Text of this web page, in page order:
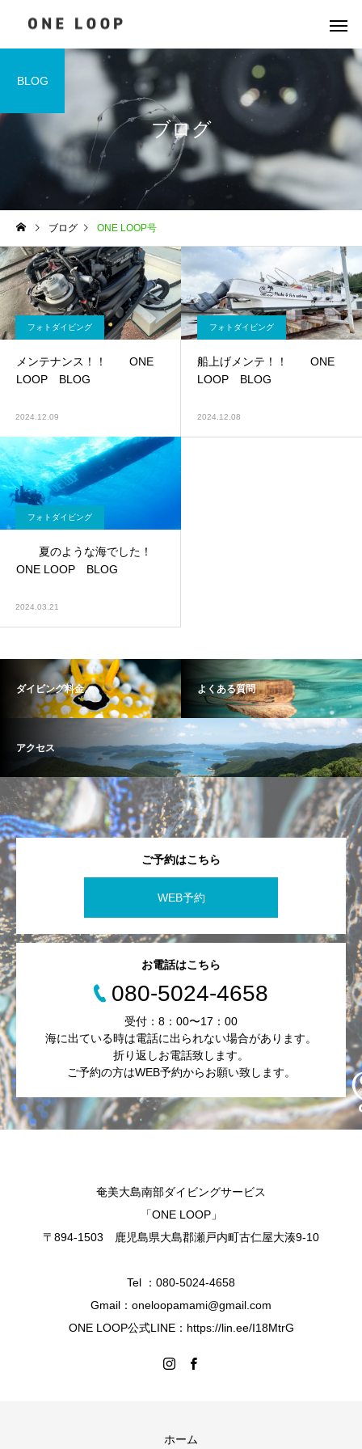
ブログ
BLOG
ブログ ONE LOOP号
フォトダイビング
メンテナンス！！ ONE
LOOP BLOG
2024.12.09
フォトダイビング
船上げメンテ！！ ONE
LOOP BLOG
2024.12.08
フォトダイビング
夏のような海でした！
ONE LOOP BLOG
2024.03.21
ダイビング料金 よくある質問
アクセス
ご予約はこちら
WEB予約
お電話はこちら
080-5024-4658
受付：8：00〜17：00
海に出ている時は電話に出られない場合があります。
折り返しお電話致します。
ご予約の方はWEB予約からお願い致します。
奄美大島南部ダイビングサービス
「ONE LOOP」
〒894-1503 鹿児島県大島郡瀬戸内町古仁屋大湊9-10
Tel ：080-5024-4658
Gmail：oneloopamami@gmail.com
ONE LOOP公式LINE：https://lin.ee/I18MtrG
ホーム